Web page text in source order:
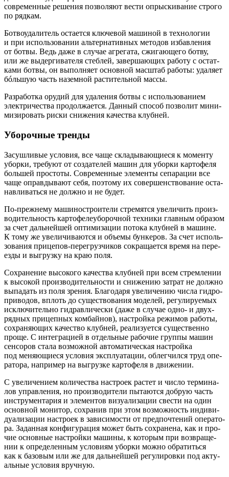
совре­мен­ные реше­ния поз­во­ля­ют вести опрыс­ки­ва­ние стро­го
по рядкам.
Ботво­уда­ли­тель оста­ет­ся клю­че­вой маши­ной в тех­но­ло­гии
и при исполь­зо­ва­нии аль­тер­на­тив­ных мето­дов избав­ле­ния
от бот­вы. Ведь даже в слу­чае агре­га­та, сжи­га­ю­ще­го ботву,
или же выдер­ги­ва­те­ля стеб­лей, завер­ша­ю­щих рабо­ту с остат­
ка­ми бот­вы, он выпол­ня­ет основ­ной мас­штаб рабо­ты: уда­ля­ет
бóль­шую часть назем­ной рас­ти­тель­ной массы.
Раз­ра­бот­ка ору­дий для уда­ле­ния бот­вы с исполь­зо­ва­ни­ем
элек­три­че­ства про­дол­жа­ет­ся. Дан­ный спо­соб поз­во­лит мини­
ми­зи­ро­вать рис­ки сни­же­ния каче­ства клубней.
Уборочные тренды
Засуш­ли­вые усло­вия, все чаще скла­ды­ва­ю­щи­е­ся к момен­ту
убор­ки, тре­бу­ют от созда­те­лей машин для убор­ки кар­то­фе­ля
боль­шей про­сто­ты. Совре­мен­ные эле­мен­ты сепа­ра­ции все
чаще оправ­ды­ва­ют себя, поэто­му их совер­шен­ство­ва­ние оста­
нав­ли­вать­ся не долж­но и не будет.
По-преж­не­му маши­но­стро­и­те­ли стре­мят­ся уве­ли­чить про­из­
во­ди­тель­ность кар­то­фе­ле­убо­роч­ной тех­ни­ки глав­ным обра­зом
за счет даль­ней­шей опти­ми­за­ции пото­ка клуб­ней в машине.
К тому же уве­ли­чи­ва­ют­ся и объ­е­мы бун­ке­ров. За счет исполь­
зо­ва­ния при­це­пов-пере­груз­чи­ков сокра­ща­ет­ся вре­мя на пере­
ез­ды и выгруз­ку на краю поля.
Сохра­не­ние высо­ко­го каче­ства клуб­ней при всем стрем­ле­нии
к высо­кой про­из­во­ди­тель­но­сти и сни­же­нию затрат не долж­но
выпа­дать из поля зре­ния. Бла­го­да­ря уве­ли­че­нию чис­ла гид­ро­
при­во­дов, вплоть до суще­ство­ва­ния моде­лей, регу­ли­ру­е­мых
исклю­чи­тель­но гид­рав­ли­че­ски (даже в слу­чае одно- и двух­
ряд­ных при­цеп­ных ком­бай­нов), настрой­ка режи­мов рабо­ты,
сохра­ня­ю­щих каче­ство клуб­ней, реа­ли­зу­ет­ся суще­ствен­но
про­ще. С инте­гра­ци­ей в отдель­ные рабо­чие груп­пы машин
сен­со­ров ста­ла воз­мож­ной авто­ма­ти­че­ская настрой­ка
под меня­ю­щи­е­ся усло­вия экс­плу­а­та­ции, облег­чил­ся труд опе­
ра­то­ра, напри­мер на выгруз­ке кар­то­фе­ля в движении.
С уве­ли­че­ни­ем коли­че­ства настро­ек рас­тет и чис­ло тер­ми­на­
лов управ­ле­ния, но про­из­во­ди­те­ли пыта­ют­ся доб­рую часть
инстру­мен­та­рия и эле­мен­тов визу­а­ли­за­ции све­сти на один
основ­ной мони­тор, сохра­нив при этом воз­мож­ность инди­ви­
ду­а­ли­за­ции настро­ек в зави­си­мо­сти от пред­по­чте­ний опе­ра­то­
ра. Задан­ная кон­фи­гу­ра­ция может быть сохра­не­на, как и про­
чие основ­ные настрой­ки маши­ны, к кото­рым при воз­вра­ще­
нии к опре­де­лен­ным усло­ви­ям убор­ки мож­но обра­тить­ся
как к базо­вым или же для даль­ней­шей регу­ли­ров­ки под акту­
аль­ные усло­вия вручную.